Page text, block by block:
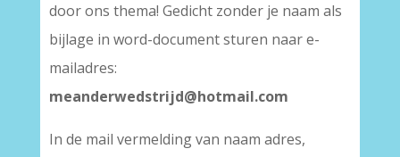
door ons thema! Gedicht zonder je naam als
bijlage in word-document sturen naar e-
mailadres:
meanderwedstrijd@hotmail.com
In de mail vermelding van naam adres,